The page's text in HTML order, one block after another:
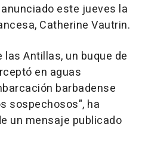
este jueves la
Catherine Vautrin.
Antillas, un buque de
en aguas
barbadense
sospechosos", ha
un mensaje publicado